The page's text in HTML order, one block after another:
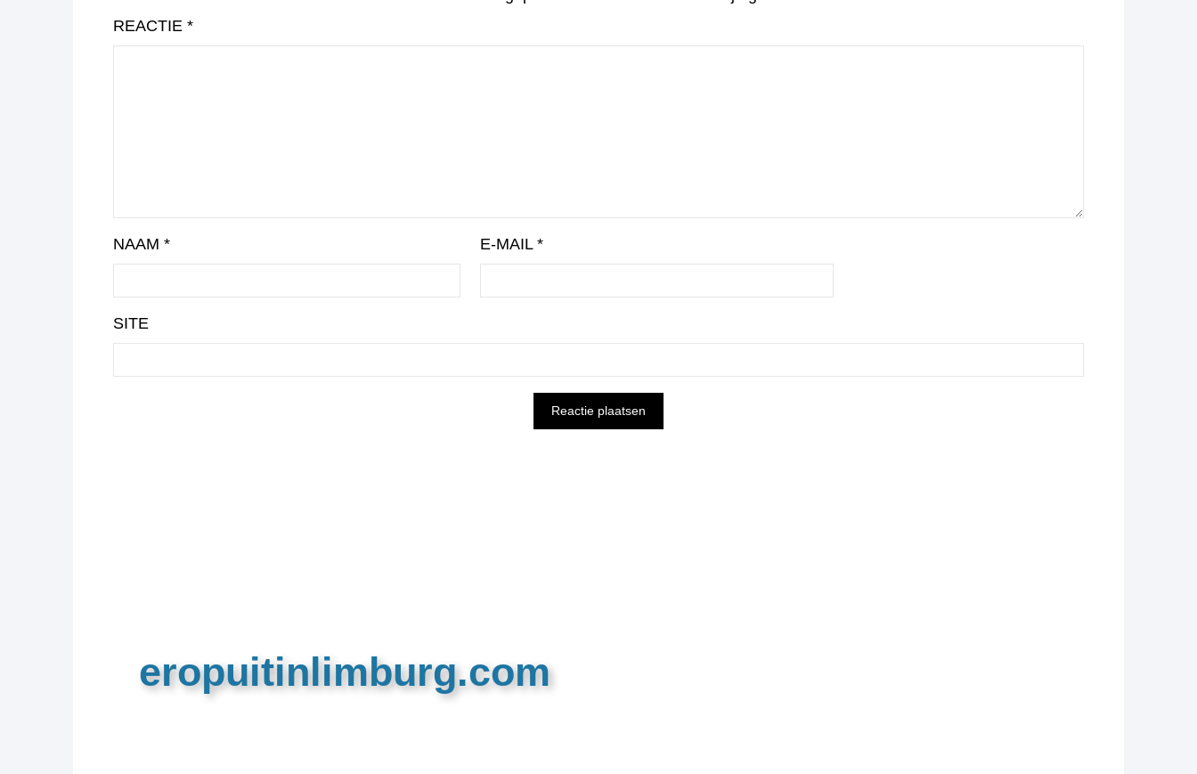
REACTIE *
NAAM * E-MAIL *
SITE
eropuitinlimburg.com